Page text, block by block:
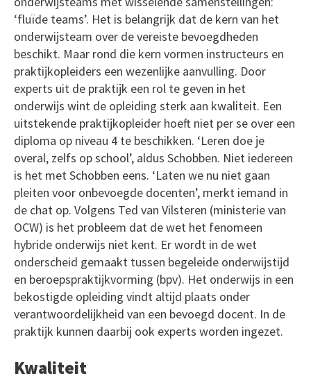
‘fluïde teams’. Het is belangrijk dat de kern van het
onderwijsteam over de vereiste bevoegdheden
beschikt. Maar rond die kern vormen instructeurs en
praktijkopleiders een wezenlijke aanvulling. Door
experts uit de praktijk een rol te geven in het
onderwijs wint de opleiding sterk aan kwaliteit. Een
uitstekende praktijkopleider hoeft niet per se over een
diploma op niveau 4 te beschikken. ‘Leren doe je
overal, zelfs op school’, aldus Schobben. Niet iedereen
is het met Schobben eens. ‘Laten we nu niet gaan
pleiten voor onbevoegde docenten’, merkt iemand in
de chat op. Volgens Ted van Vilsteren (ministerie van
OCW) is het probleem dat de wet het fenomeen
hybride onderwijs niet kent. Er wordt in de wet
onderscheid gemaakt tussen begeleide onderwijstijd
en beroepspraktijkvorming (bpv). Het onderwijs in een
bekostigde opleiding vindt altijd plaats onder
verantwoordelijkheid van een bevoegd docent. In de
praktijk kunnen daarbij ook experts worden ingezet.
Kwaliteit